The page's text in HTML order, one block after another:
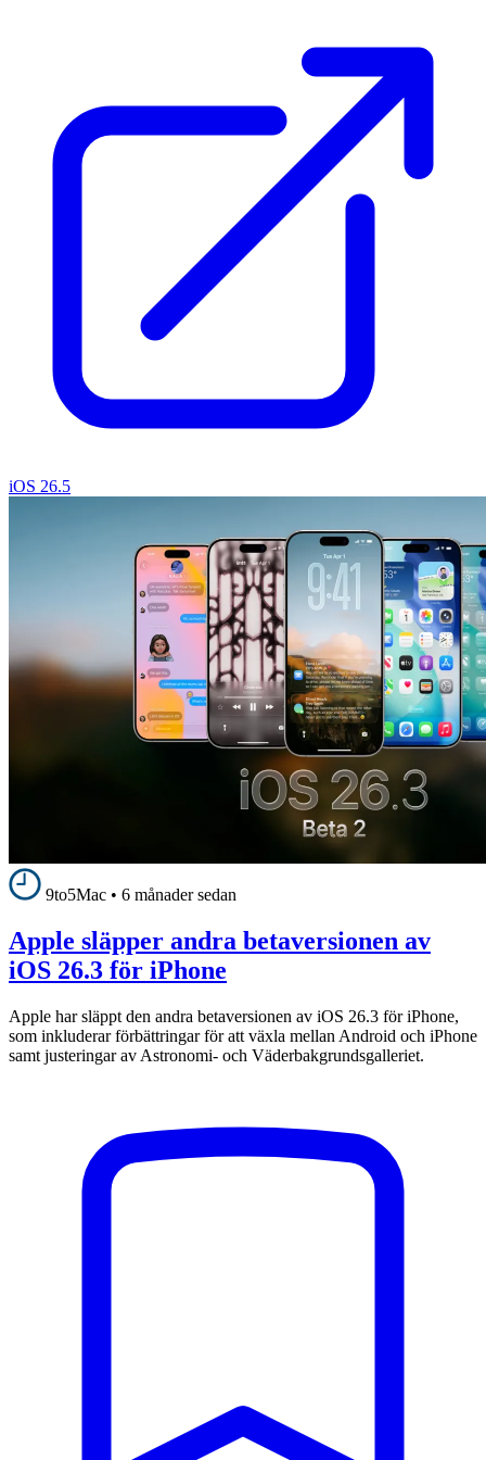
iOS 26.5
9to5Mac • 6 månader sedan
Apple släpper andra betaversionen av
iOS 26.3 för iPhone
Apple har släppt den andra betaversionen av iOS 26.3 för iPhone,
som inkluderar förbättringar för att växla mellan Android och iPhone
samt justeringar av Astronomi- och Väderbakgrundsgalleriet.